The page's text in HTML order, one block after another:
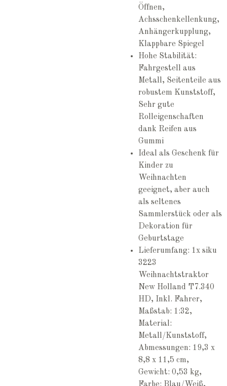
Öffnen,
Achsschenkellenkung,
Anhängerkupplung,
Klappbare Spiegel
Hohe Stabilität:
Fahrgestell aus
Metall, Seitenteile aus
robustem Kunststoff,
Sehr gute
Rolleigenschaften
dank Reifen aus
Gummi
Ideal als Geschenk für
Kinder zu
Weihnachten
geeignet, aber auch
als seltenes
Sammlerstück oder als
Dekoration für
Geburtstage
Lieferumfang: 1x siku
3223
Weihnachtstraktor
New Holland T7.340
HD, Inkl. Fahrer,
Maßstab: 1:32,
Material:
Metall/Kunststoff,
Abmessungen: 19,3 x
8,8 x 11,5 cm,
Gewicht: 0,53 kg,